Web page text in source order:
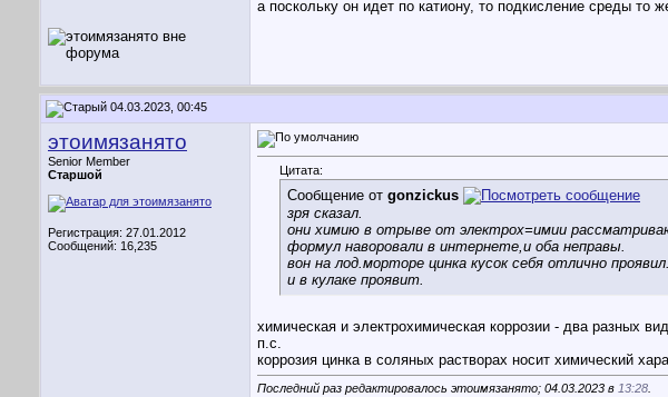
а поскольку он идет по катиону, то подкисление среды то
04.03.2023, 00:45
этоимязанято
Senior Member
Старшой
Регистрация: 27.01.2012
Сообщений: 16,235
Цитата:
Сообщение от gonzickus
зря сказал.
они химию в отрыве от электрох=имии
формул наворовали в интернете,и оба неправы.
вон на лод.морторе цинка кусок себя отлично проявил.
и в кулаке проявит.
химическая и электрохимическая коррозии - два разных
п.с.
коррозия цинка в соляных растворах носит химический
Последний раз редактировалось этоимязанято; 04.03.2023 в 13:28